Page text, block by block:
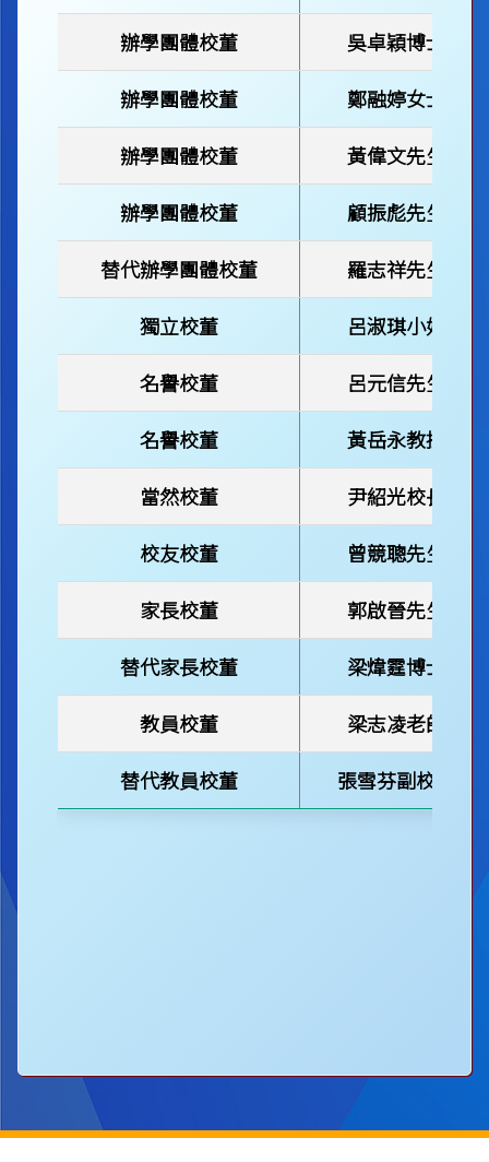
辦學團體校董
吳卓穎博士
辦學團體校董
鄭融婷女士
辦學團體校董
黃偉文先生
辦學團體校董
顧振彪先生
替代辦學團體校董
羅志祥先生
獨立校董
呂淑琪小姐
名譽校董
呂元信先生
名譽校董
黃岳永教授
當然校董
尹紹光校長
校友校董
曾競聰先生
家長校董
郭啟晉先生
替代家長校董
梁煒霆博士
教員校董
梁志凌老師
替代教員校董
張雪芬副校長